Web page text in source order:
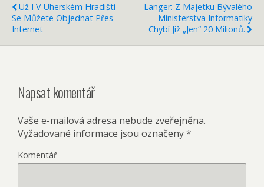
Už I V Uherském Hradišti
Se Můžete Objednat Přes
Internet
Langer: Z Majetku Bývalého
Ministerstva Informatiky
Chybí Již „jen“ 20 Milionů.
Napsat komentář
Vaše e-mailová adresa nebude zveřejněna.
Vyžadované informace jsou označeny*
Komentář